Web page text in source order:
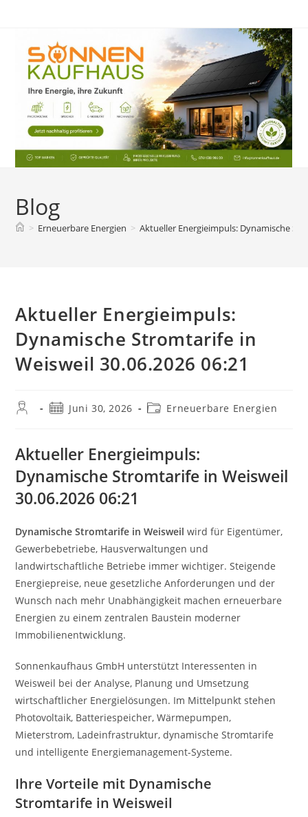
Blog
> Erneuerbare Energien > Aktueller Energieimpuls: Dynamische
Aktueller Energieimpuls:
Dynamische Stromtarife in
Weisweil 30.06.2026 06:21
Beitrags-BeitragJuni 30, 2026
Beitrags-
Erneuerbare Energien
Aktueller Energieimpuls:
Dynamische Stromtarife in Weisweil
30.06.2026 06:21
Dynamische Stromtarife in Weisweil wird für Eigentümer,
Gewerbebetriebe, Hausverwaltungen und
landwirtschaftliche Betriebe immer wichtiger. Steigende
Energiepreise, neue gesetzliche Anforderungen und der
Wunsch nach mehr Unabhängigkeit machen erneuerbare
Energien zu einem zentralen Baustein moderner
Immobilienentwicklung.
Sonnenkaufhaus GmbH unterstützt Interessenten in
Weisweil bei der Analyse, Planung und Umsetzung
wirtschaftlicher Energielösungen. Im Mittelpunkt stehen
Photovoltaik, Batteriespeicher, Wärmepumpen,
Mieterstrom, Ladeinfrastruktur, dynamische Stromtarife
und intelligente Energiemanagement-Systeme.
Ihre Vorteile mit Dynamische
Stromtarife in Weisweil